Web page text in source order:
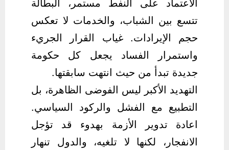
تتسع بين الشباب، والخدمات لا تعكس
حجم الإيرادات. غياب القرار الجريء
واستمرار الفساد يجعل كل حكومة
جديدة تبدأ من حيث انتهت سابقتها.
التهديد الأكبر ليس الفوضى الظاهرة، بل
التطبيع مع الفشل والركود السياسي.
اعادة تدوير الأزمة بهدوء قد تؤجل
الانفجار، لكنها لا تلغيه، والدول تنهار